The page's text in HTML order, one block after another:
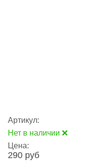
Артикул:
Нет в наличии ❌
Цена:
290 руб